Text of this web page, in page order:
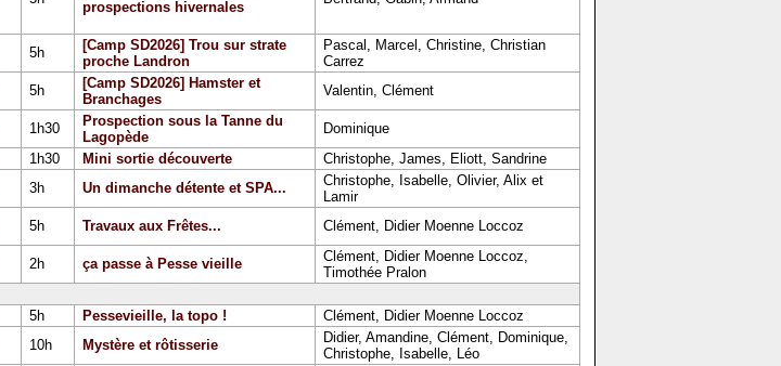
prospections hivernales
5h
[Camp SD2026] Trou sur strate
proche Landron
Pascal, Marcel, Christine, Christian
Carrez
5h
[Camp SD2026] Hamster et
Branchages
Valentin, Clément
1h30
Prospection sous la Tanne du
Lagopède
Dominique
1h30 Mini sortie découverte
Christophe, James, Eliott, Sandrine
3h Un dimanche détente et SPA...
Christophe, Isabelle, Olivier, Alix et
Lamir
5h Travaux aux Frêtes... Clément, Didier Moenne Loccoz
2h ça passe à Pesse vieille
Clément, Didier Moenne Loccoz,
Timothée Pralon
5h Pessevieille, la topo !
Clément, Didier Moenne Loccoz
10h Mystère et rôtisserie
Didier, Amandine, Clément, Dominique,
Christophe, Isabelle, Léo